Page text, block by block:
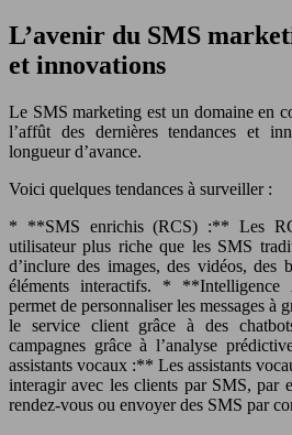
L’avenir du SMS
et innovations
Le SMS marketing est un domaine en
l’affût des dernières tendances et
longueur d’avance.
Voici quelques tendances à surveiller :
* **SMS enrichis (RCS) :** Les
utilisateur plus riche que les SMS
d’inclure des images, des vidéos, des
éléments interactifs. *
permet de personnaliser les messages à
le service client grâce à des
campagnes grâce à l’analyse
assistants vocaux :** Les assistants
interagir avec les clients par SMS, par
rendez-vous ou envoyer des SMS par